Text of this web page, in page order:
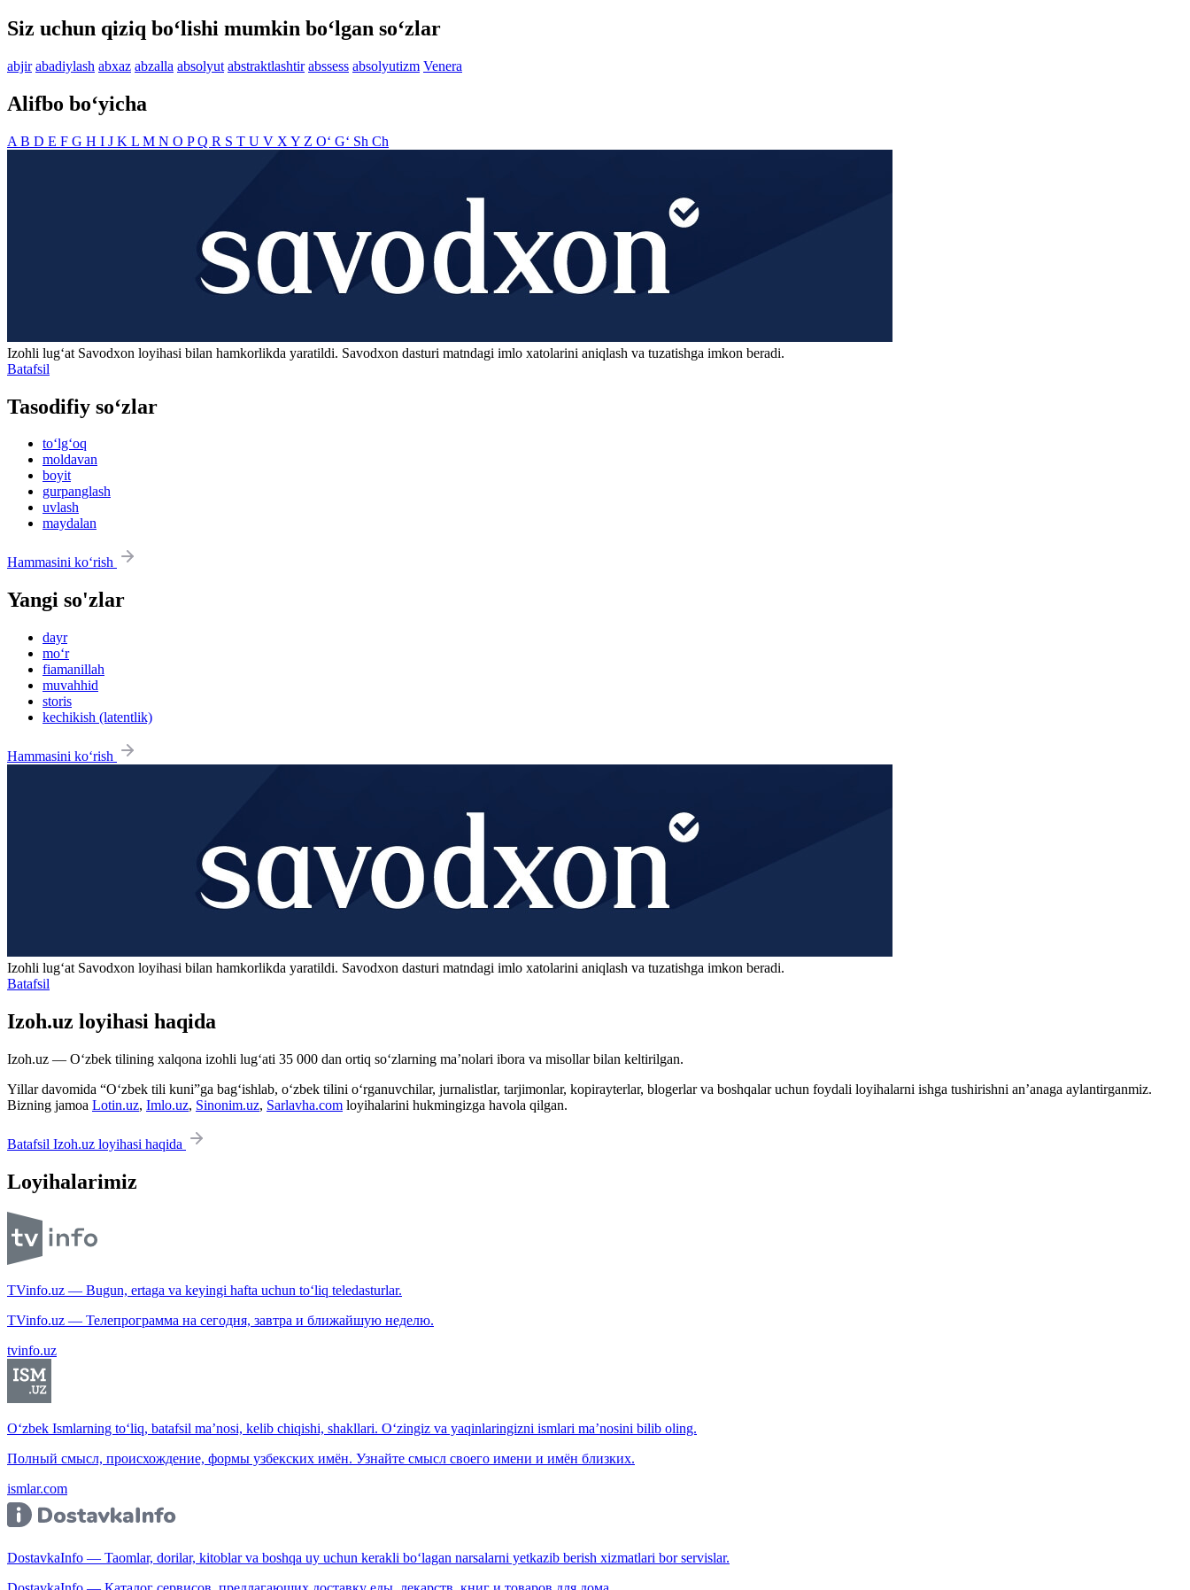
Siz uchun qiziq bo‘lishi mumkin bo‘lgan so‘zlar
abjir abadiylash abxaz abzalla absolyut abstraktlashtir abssess absolyutizm Venera
Alifbo bo‘yicha
A B D E F G H I J K L M N O PQ R S T U V X Y Z O‘ G‘ Sh Ch
Izohli lugʻat Savodxon loyihasi bilan hamkorlikda yaratildi. Savodxon dasturi matndagi imlo xatolarini aniqlash va tuzatishga imkon beradi.
Batafsil
Tasodifiy so‘zlar
to‘lg‘oq
moldavan
boyit
gurpanglash
uvlash
maydalan
Hammasini ko‘rish
Yangi so'zlar
dayr
mo‘r
fiamanillah
muvahhid
storis
kechikish (latentlik)
Hammasini ko‘rish
Izohli lugʻat Savodxon loyihasi bilan hamkorlikda yaratildi. Savodxon dasturi matndagi imlo xatolarini aniqlash va tuzatishga imkon beradi.
Batafsil
Izoh.uz loyihasi haqida
Izoh.uz — O‘zbek tilining xalqona izohli lug‘ati 35 000 dan ortiq so‘zlarning ma’nolari ibora va misollar bilan keltirilgan.
Yillar davomida “O‘zbek tili kuni”ga bag‘ishlab, o‘zbek tilini o‘rganuvchilar, jurnalistlar, tarjimonlar, kopirayterlar, blogerlar va boshqalar uchun foydali loyihalarni ishga tushirishni an’anaga aylantirganmiz.
Bizning jamoa Lotin.uz, Imlo.uz, Sinonim.uz, Sarlavha.com loyihalarini hukmingizga havola qilgan.
Batafsil Izoh.uz loyihasi haqida
Loyihalarimiz
TVinfo.uz — Bugun, ertaga va keyingi hafta uchun to‘liq teledasturlar.
TVinfo.uz — Телепрограмма на сегодня, завтра и ближайшую неделю.
tvinfo.uz
O‘zbek Ismlarning to‘liq, batafsil ma’nosi, kelib chiqishi, shakllari. O‘zingiz va yaqinlaringizni ismlari ma’nosini bilib oling.
Полный смысл, происхождение, формы узбекских имён. Узнайте смысл своего имени и имён близких.
ismlar.com
DostavkaInfo — Taomlar, dorilar, kitoblar va boshqa uy uchun kerakli bo‘lagan narsalarni yetkazib berish xizmatlari bor servislar.